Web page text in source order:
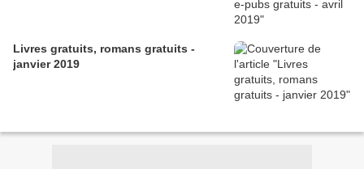
Livres gratuits, romans gratuits -
janvier 2019